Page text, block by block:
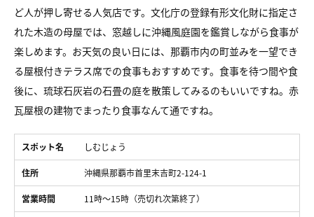
ど人が押し寄せる人気店です。文化庁の登録有形文化財に指定さ
れた木造の母屋では、窓越しに沖縄風庭園を鑑賞しながら食事が
楽しめます。お天気の良い日には、那覇市内の町並みを一望でき
る屋根付きテラス席での食事もおすすめです。食事を待つ間や食
後に、琉球石灰岩の石畳の庭を散策してみるのもいいですね。赤
瓦屋根の建物でまったり食事なんて通ですね。
スポット名 しむじょう
住所 沖縄県那覇市首里末吉町2-124-1
営業時間 11時〜15時（売切れ次第終了）